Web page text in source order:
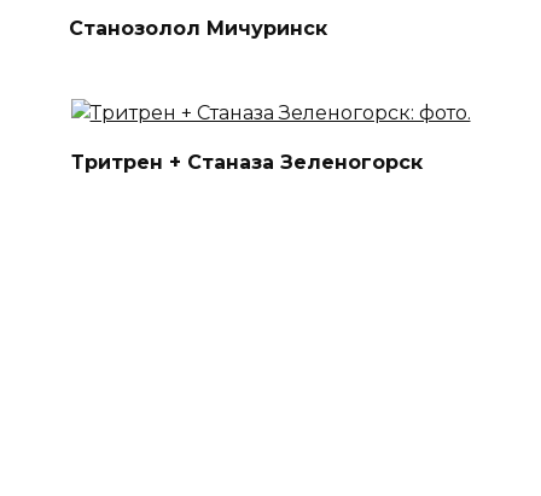
Станозолол Мичуринск
Тритрен + Станаза Зеленогорск